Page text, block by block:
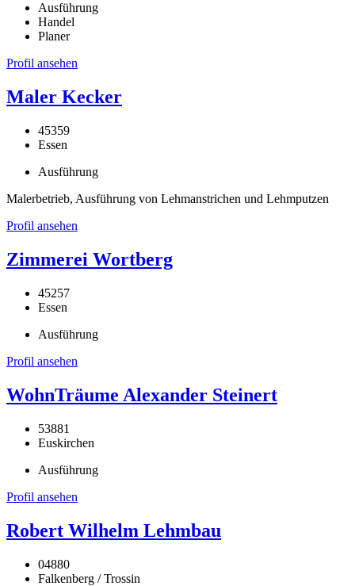
Ausführung
Handel
Planer
Profil ansehen
Maler Kecker
45359
Essen
Ausführung
Malerbetrieb, Ausführung von Lehmanstrichen und Lehmputzen
Profil ansehen
Zimmerei Wortberg
45257
Essen
Ausführung
Profil ansehen
WohnTräume Alexander Steinert
53881
Euskirchen
Ausführung
Profil ansehen
Robert Wilhelm Lehmbau
04880
Falkenberg / Trossin